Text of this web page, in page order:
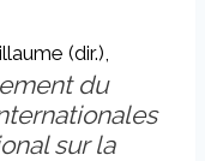
(dir.),
du
sur la